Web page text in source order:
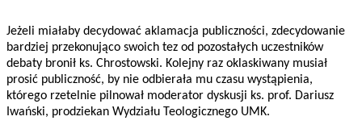
Jeżeli miałaby decydować aklamacja publiczności, zdecydowanie
bardziej przekonująco swoich tez od pozostałych uczestników
debaty bronił ks. Chrostowski. Kolejny raz oklaskiwany musiał
prosić publiczność, by nie odbierała mu czasu wystąpienia,
którego rzetelnie pilnował moderator dyskusji ks. prof. Dariusz
Iwański, prodziekan Wydziału Teologicznego UMK.